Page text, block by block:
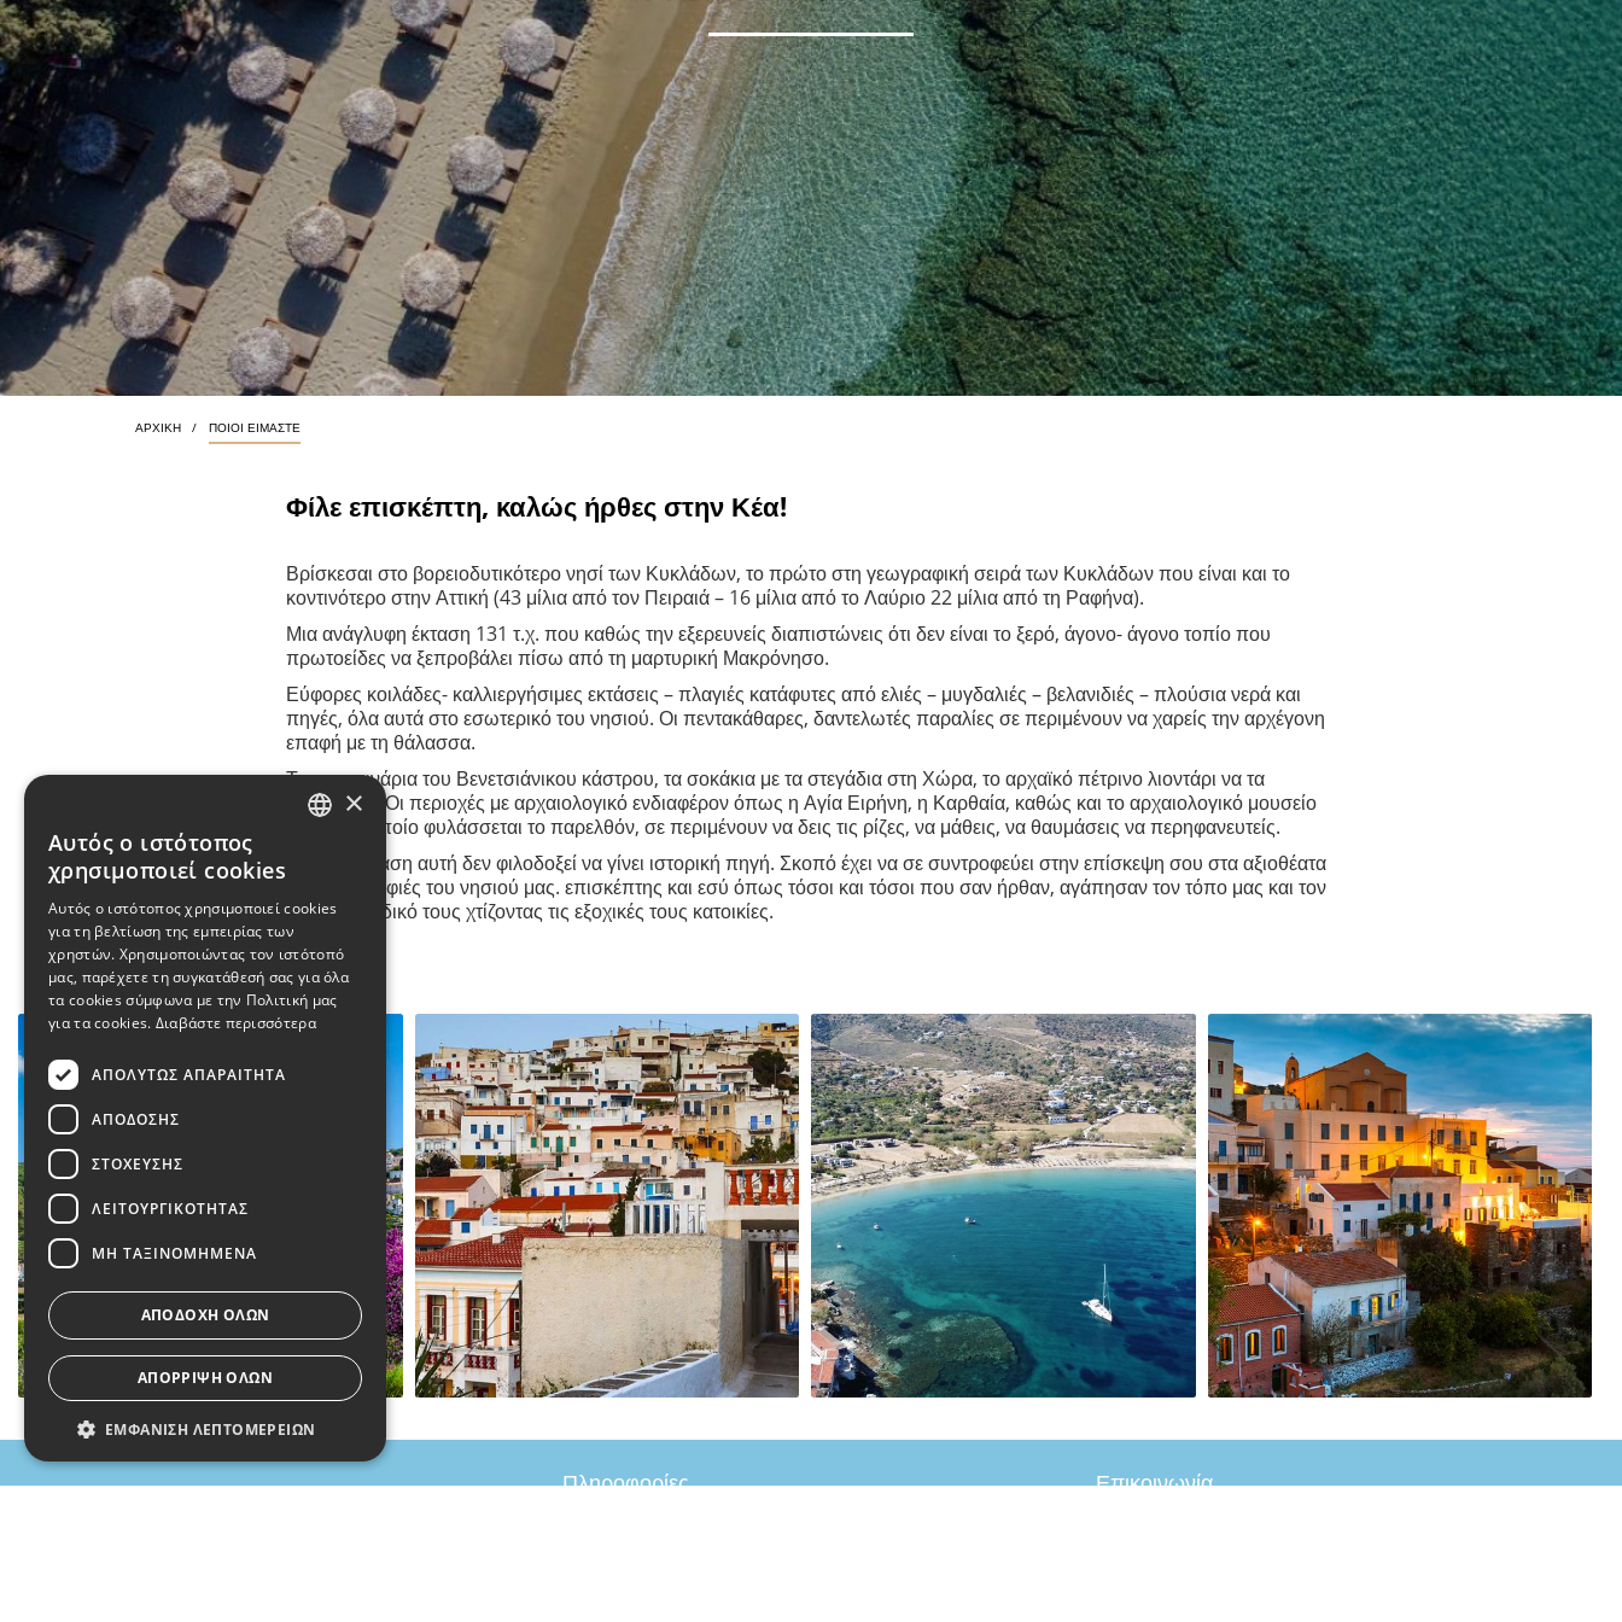
ΑΡΧΙΚΗ ΠΟΙΟΙ ΕΙΜΑΣΤΕ
Φίλε επισκέπτη, καλώς ήρθες στην Κέα!
Βρίσκεσαι στο βορειοδυτικότερο νησί των Κυκλάδων, το πρώτο στη γεωγραφική σειρά των Κυκλάδων που είναι και το
κοντινότερο στην Αττική (43 μίλια από τον Πειραιά – 16 μίλια από το Λαύριο 22 μίλια από τη Ραφήνα).
Μια ανάγλυφη έκταση 131 τ.χ. που καθώς την εξερευνείς διαπιστώνεις ότι δεν είναι το ξερό, άγονο- άγονο τοπίο που
πρωτοείδες να ξεπροβάλει πίσω από τη μαρτυρική Μακρόνησο.
Εύφορες κοιλάδες- καλλιεργήσιμες εκτάσεις – πλαγιές κατάφυτες από ελιές – μυγδαλιές – βελανιδιές – πλούσια νερά και
πηγές, όλα αυτά στο εσωτερικό του νησιού. Οι πεντακάθαρες, δαντελωτές παραλίες σε περιμένουν να χαρείς την αρχέγονη
επαφή με τη θάλασσα.
Τα απομεινάρια του Βενετσιάνικου κάστρου, τα σοκάκια με τα στεγάδια στη Χώρα, το αρχαϊκό πέτρινο λιοντάρι να τα
θαυμάσεις. Οι περιοχές με αρχαιολογικό ενδιαφέρον όπως η Αγία Ειρήνη, η Καρθαία, καθώς και το αρχαιολογικό μουσείο
μέσα στο οποίο φυλάσσεται το παρελθόν, σε περιμένουν να δεις τις ρίζες, να μάθεις, να θαυμάσεις να περηφανευτείς.
Η παρουσίαση αυτή δεν φιλοδοξεί να γίνει ιστορική πηγή. Σκοπό έχει να σε συντροφεύει στην επίσκεψη σου στα αξιοθέατα
και τις ομορφιές του νησιού μας. επισκέπτης και εσύ όπως τόσοι και τόσοι που σαν ήρθαν, αγάπησαν τον τόπο μας και τον
έκαμαν και δικό τους χτίζοντας τις εξοχικές τους κατοικίες.
Πληροφορίες Επικοινωνία
×
Αυτός ο ιστότοπος
χρησιμοποιεί cookies
Αυτός ο ιστότοπος χρησιμοποιεί cookies
για τη βελτίωση της εμπειρίας των
χρηστών. Χρησιμοποιώντας τον ιστότοπό
μας, παρέχετε τη συγκατάθεσή σας για όλα
τα cookies σύμφωνα με την Πολιτική μας
για τα cookies. Διαβάστε περισσότερα
ΑΠΟΛΎΤΩΣ ΑΠΑΡΑΊΤΗΤΑ
ΑΠΌΔΟΣΗΣ
ΣΤΌΧΕΥΣΗΣ
ΛΕΙΤΟΥΡΓΙΚΌΤΗΤΑΣ
ΜΗ ΤΑΞΙΝΟΜΗΜΈΝΑ
ΑΠΟΔΟΧΉ ΌΛΩΝ
ΑΠΌΡΡΙΨΗ ΌΛΩΝ
ΕΜΦΆΝΙΣΗ ΛΕΠΤΟΜΕΡΕΙΏΝ